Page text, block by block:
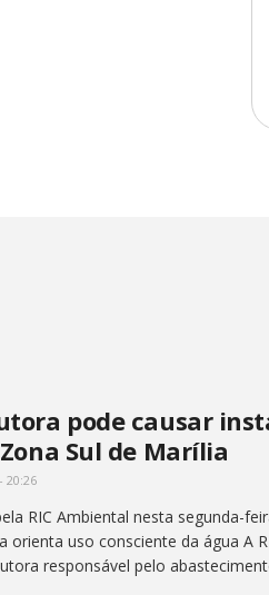
pode causar
Sul de Marília
20:26
RIC Ambiental nesta segunda-
orienta uso consciente da água A
responsável pelo